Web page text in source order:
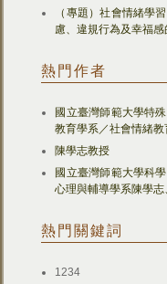
（專題）社會情緒學
慮、違規行為及幸福感
熱門作者
國立臺灣師範大學特
教育學系／社會情緒
陳學志教授
國立臺灣師範大學科
心理與輔導學系陳學
熱門關鍵詞
1234